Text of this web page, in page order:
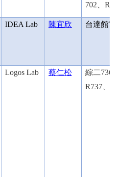
702
IDEA Lab 陳宜欣 台達館
Logos Lab 蔡仁松 綜二736
R737